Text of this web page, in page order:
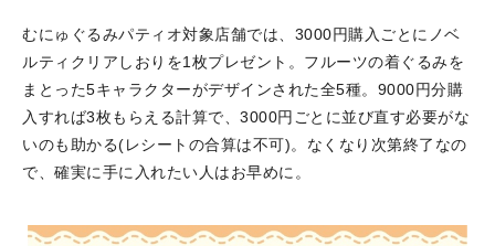
むにゅぐるみパティオ対象店舗では、3000円購入ごとにノベ
ルティクリアしおりを1枚プレゼント。フルーツの着ぐるみを
まとった5キャラクターがデザインされた全5種。9000円分購
入すれば3枚もらえる計算で、3000円ごとに並び直す必要がな
いのも助かる(レシートの合算は不可)。なくなり次第終了なの
で、確実に手に入れたい人はお早めに。